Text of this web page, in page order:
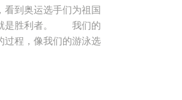
到奥运选手们为祖国
就是胜利者。 我们的
过程，像我们的游泳选